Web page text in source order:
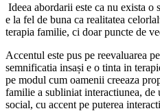
Ideea abordarii este ca nu exista o
e la fel de buna ca realitatea
terapia familie, ci doar puncte de
Accentul este pus pe reevaluarea
semnificatia insași e o tinta in
pe modul cum oamenii creeaza
familie a subliniat interactiunea, de
social, cu accent pe puterea